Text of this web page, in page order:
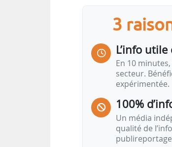
• La Suède a été
• La France a été
• La Lituanie a été
• L’Allemagne a été
• La Roumanie a été
3
L’info
En 10
secteur.
expérimentée.
100%
Un média
qualité de